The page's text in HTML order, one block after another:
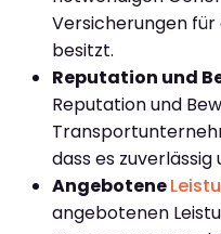
Versicherungen für
besitzt.
Reputation und
Reputation und
dass es
Angebotene
angebotenen